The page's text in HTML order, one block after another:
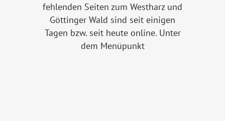
fehlenden Seiten zum Westharz und
Göttinger Wald sind seit einigen
Tagen bzw. seit heute online. Unter
dem Menüpunkt